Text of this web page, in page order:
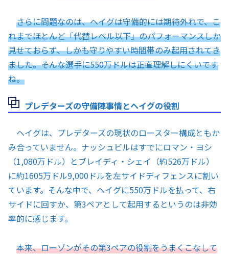
さらに問題なのは、ヘイグは守備的には期待外れで、こ
れまでほとんど「代替レベル以下」のパフォーマンスしか
見せておらず、しかも守りやすい時間帯のみ起用されてき
ました。そんな選手に550万ドルは正直理解しにくいです
ね。
プレデターズの守備陣事情とヘイグの役割
ヘイグは、プレデターズの現状のロースター構成ともか
み合っていません。ナッシュビルはすでにロマン・ヨシ
（1,080万ドル）とブレイディ・シェイ（約526万ドル）
に約1605万ドル9,000ドルを左サイドディフェンスに割い
ています。そんな中で、ヘイグに550万ドルを払って、右
サイドに回すか、第3ペアとして起用するというのは非効
率的に感じます。
本来、ローゾンがその第3ペアの役割をうまくこなして